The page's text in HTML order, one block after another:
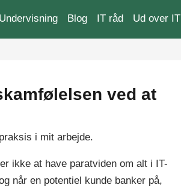
Blog IT råd Ud over IT
ved at
i mit arbejde.
ikke at have paratviden om alt i IT-
når en potentiel kunde banker på,